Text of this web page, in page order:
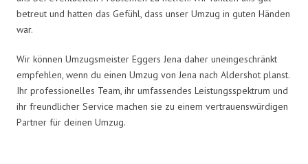
betreut und hatten das Gefühl, dass unser Umzug in guten Händen
war.
Wir können Umzugsmeister Eggers Jena daher uneingeschränkt
empfehlen, wenn du einen Umzug von Jena nach Aldershot planst.
Ihr professionelles Team, ihr umfassendes Leistungsspektrum und
ihr freundlicher Service machen sie zu einem vertrauenswürdigen
Partner für deinen Umzug.